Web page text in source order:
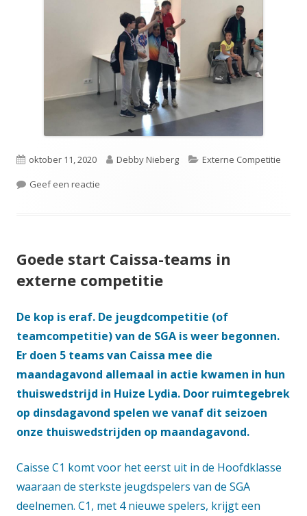
Gepubliceerd
op
oktober 11, 2020 Auteur
Debby Nieberg Categorieën
Externe Competitie
Geef een reactie
Goede start Caissa-teams in
externe competitie
De kop is eraf. De jeugdcompetitie (of
teamcompetitie) van de SGA is weer begonnen.
Er doen 5 teams van Caissa mee die
maandagavond allemaal in actie kwamen in hun
thuiswedstrijd in Huize Lydia. Door ruimtegebrek
op dinsdagavond spelen we vanaf dit seizoen
onze thuiswedstrijden op maandagavond.
Caisse C1 komt voor het eerst uit in de Hoofdklasse
waaraan de sterkste jeugdspelers van de SGA
deelnemen. C1, met 4 nieuwe spelers, krijgt een